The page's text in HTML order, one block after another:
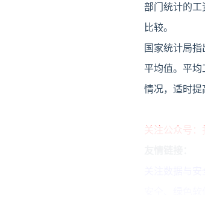
部门统计的
比较。
国家统计局
平均值。平
情况，适时提
关注公众号
关注数据与
安全、绿色